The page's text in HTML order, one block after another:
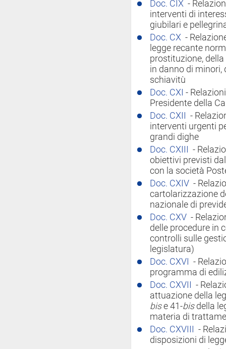
Doc. CIX -
interventi di
giubilari e
Doc. CX -
legge recante
prostituzione,
in danno di minori,
schiavitù
Doc. CXI -
Presidente della
Doc. CXII
-
interventi urgenti
grandi dighe
Doc. CXIII
-
obiettivi previsti
con la società
Doc. CXIV -
cartolarizzazione
nazionale di
Doc. CXV -
delle procedure in
controlli sulle
legislatura)
Doc. CXVI
-
programma di
Doc. CXVII
-
attuazione della
bise 41-bisdella
materia di
Doc. CXVIII
-
disposizioni di